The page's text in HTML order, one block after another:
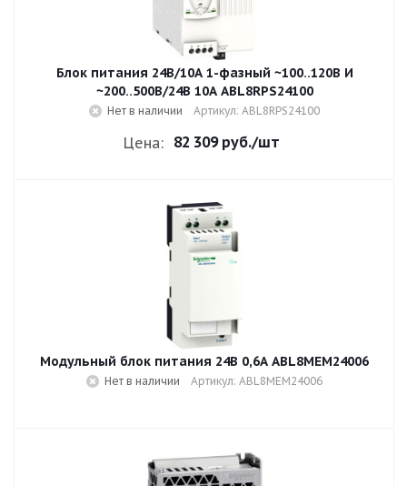
Блок питания 24В/10А 1-фазный ~100..120В И
~200..500В/24В 10A ABL8RPS24100
Нет в наличии Артикул: ABL8RPS24100
Цена: 82 309 руб./шт
Модульный блок питания 24В 0,6A ABL8MEM24006
Нет в наличии Артикул: ABL8MEM24006